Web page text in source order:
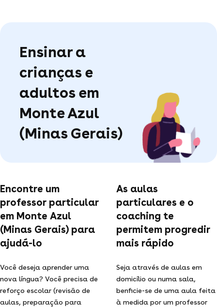
Ensinar a
crianças e
adultos em
Monte Azul
(Minas Gerais)
Encontre um
professor particular
em Monte Azul
(Minas Gerais) para
ajudá-lo
Você deseja aprender uma
nova língua? Você precisa de
reforço escolar (revisão de
aulas, preparação para
As aulas
particulares e o
coaching te
permitem progredir
mais rápido
Seja através de aulas em
domicílio ou numa sala,
benficie-se de uma aula feita
à medida por um professor